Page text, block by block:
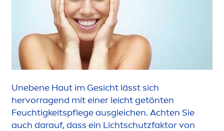
Unebene Haut im Gesicht lässt sich
hervorragend mit einer leicht getönten
Feuchtigkeitspflege ausgleichen. Achten Sie
auch darauf, dass ein Lichtschutzfaktor von